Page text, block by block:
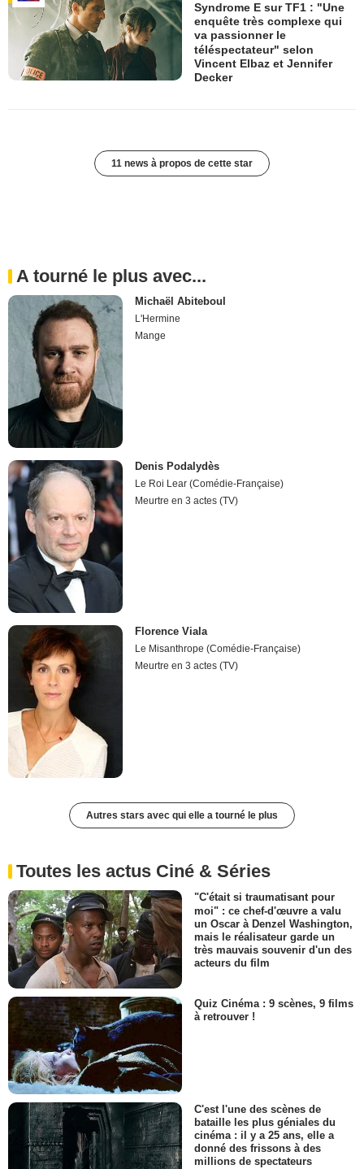
Syndrome E sur TF1 : "Une
enquête très complexe qui
va passionner le
téléspectateur" selon
Vincent Elbaz et Jennifer
Decker
11 news à propos de cette star
A tourné le plus avec...
Michaël Abiteboul
L'Hermine
Mange
Denis Podalydès
Le Roi Lear (Comédie-Française)
Meurtre en 3 actes (TV)
Florence Viala
Le Misanthrope (Comédie-Française)
Meurtre en 3 actes (TV)
Autres stars avec qui elle a tourné le plus
Toutes les actus Ciné & Séries
"C'était si traumatisant pour
moi" : ce chef-d'œuvre a valu
un Oscar à Denzel Washington,
mais le réalisateur garde un
très mauvais souvenir d'un des
acteurs du film
Quiz Cinéma : 9 scènes, 9 films
à retrouver !
C'est l'une des scènes de
bataille les plus géniales du
cinéma : il y a 25 ans, elle a
donné des frissons à des
millions de spectateurs